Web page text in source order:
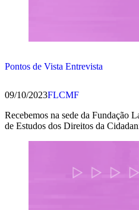
Pontos de Vista Entrevista
09/10/2023FLCMF
Recebemos na sede da Fundação
de Estudos dos Direitos da